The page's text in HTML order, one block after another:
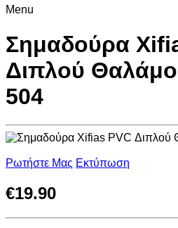
Menu
Σημαδούρα
Διπλού
504
Ρωτήστε Μας Εκτύπωση
€19.90